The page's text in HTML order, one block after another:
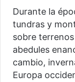
Durante la
tundras y
sobre
abedules
cambio,
Europa